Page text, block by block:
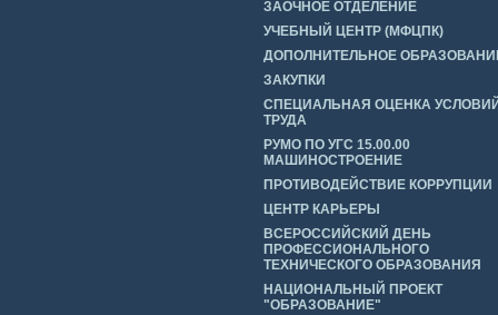
ЗАОЧНОЕ ОТДЕЛЕНИЕ
УЧЕБНЫЙ ЦЕНТР (МФЦПК)
ДОПОЛНИТЕЛЬНОЕ
ЗАКУПКИ
СПЕЦИАЛЬНАЯ ОЦЕНКА
ТРУДА
РУМО ПО УГС 15.00.00
МАШИНОСТРОЕНИЕ
ПРОТИВОДЕЙСТВИЕ КОРРУПЦИИ
ЦЕНТР КАРЬЕРЫ
ВСЕРОССИЙСКИЙ ДЕНЬ
ПРОФЕССИОНАЛЬНОГО
ТЕХНИЧЕСКОГО ОБРАЗОВАНИЯ
НАЦИОНАЛЬНЫЙ ПРОЕКТ
"ОБРАЗОВАНИЕ"